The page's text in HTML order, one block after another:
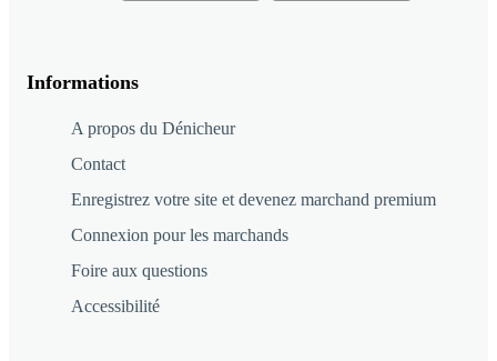
Informations
A propos du Dénicheur
Contact
Enregistrez votre site et devenez marchand premium
Connexion pour les marchands
Foire aux questions
Accessibilité